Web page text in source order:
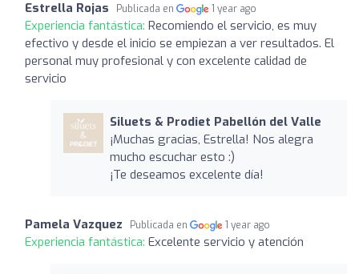
Estrella Rojas Publicada en 1 year ago
Experiencia fantástica: Recomiendo el servicio, es muy
efectivo y desde el inicio se empiezan a ver resultados. El
personal muy profesional y con excelente calidad de
servicio
Siluets & Prodiet Pabellón del Valle
¡Muchas gracias, Estrella! Nos alegra
mucho escuchar esto :)
¡Te deseamos excelente día!
Pamela Vazquez Publicada en 1 year ago
Experiencia fantástica: Excelente servicio y atención